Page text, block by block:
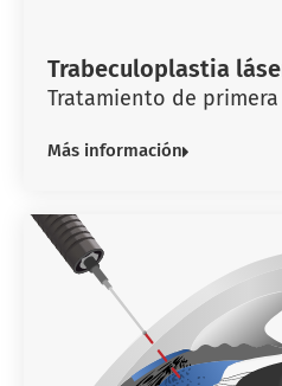
Trabeculoplastia
Tratamiento de
Más información